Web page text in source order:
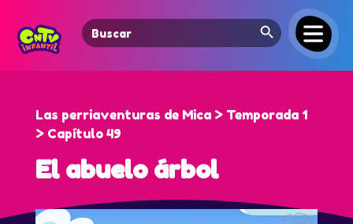
Search
for:
Search Button
Las perriaventuras de Mica > Temporada 1
> Capítulo 49
El abuelo árbol